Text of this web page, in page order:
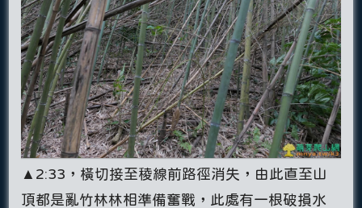
▲2:33，橫切接至稜線前路徑消失，由此直至山
頂都是亂竹林林相準備奮戰，此處有一根破損水